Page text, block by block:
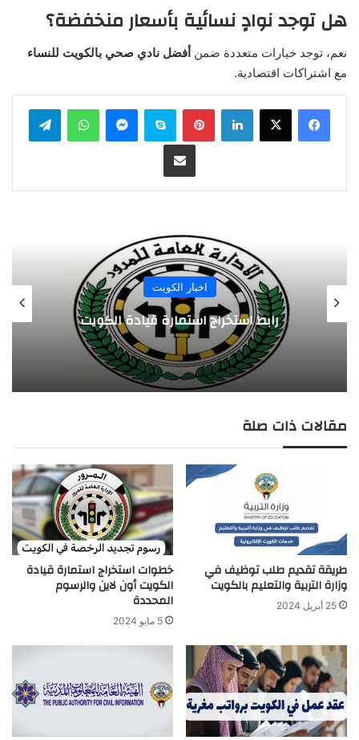
هل توجد نوادٍ نسائية بأسعار منخفضة؟
نعم، توجد خيارات متعددة ضمن أفضل نادي صحي بالكويت للنساء
مع اشتراكات اقتصادية.
لينكدإن بينتيريستسكايب ماسنجر واتساب تيلقرام
مشاركة عبر البريد
اخبار الكويت
رابط استخراج استمارة قيادة الكويت
مقالات ذات صلة
طريقة تقديم طلب توظيف في
وزارة التربية والتعليم بالكويت
25 أبريل 2024
خطوات استخراج استمارة قيادة
الكويت أون لاين والرسوم
المحددة
5 مايو 2024